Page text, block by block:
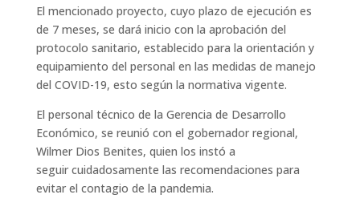
El mencionado proyecto, cuyo plazo de ejecución es
de 7 meses, se dará inicio con la aprobación del
protocolo sanitario, establecido para la orientación y
equipamiento del personal en las medidas de manejo
del COVID-19, esto según la normativa vigente.
El personal técnico de la Gerencia de Desarrollo
Económico, se reunió con el gobernador regional,
Wilmer Dios Benites, quien los instó a
seguir cuidadosamente las recomendaciones para
evitar el contagio de la pandemia.